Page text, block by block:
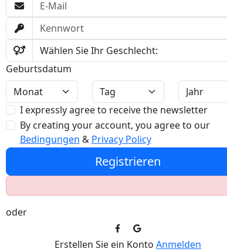
Geburtsdatum
I expressly agree to receive the newsletter
By creating your account, you agree to our
Bedingungen & Privacy Policy
Registrieren
oder
Erstellen Sie ein Konto Anmelden